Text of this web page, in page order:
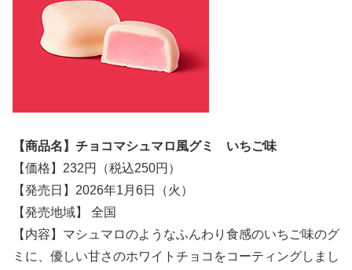
【商品名】チョコマシュマロ風グミ いちご味
【価格】232円（税込250円）
【発売日】2026年1月6日（火）
【発売地域】 全国
【内容】マシュマロのようなふんわり食感のいちご味のグ
ミに、優しい甘さのホワイトチョコをコーティングしまし